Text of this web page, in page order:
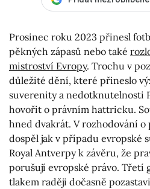
Prosinec roku 2023 přinesl
pěkných zápasů nebo také
mistroství Evropy. Trochu v
důležité dění, které přineslo
suverenity a nedotknutelnosti
hovořit o právním hattricku.
hned dvakrát. V rozhodování
dospěl jak v případu evropské
Royal Antverpy k závěru, že
porušují evropské právo. Třetí
tlakem raději dočasně